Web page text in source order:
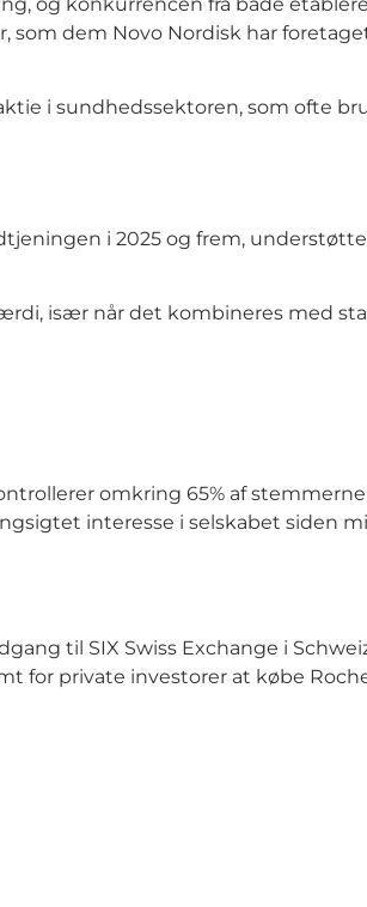
som dem Novo Nordisk har
i sundhedssektoren, som ofte
i 2025 og frem,
især når det kombineres med
omkring 65% af
interesse i selskabet siden
til SIX Swiss Exchange i
for private investorer at købe